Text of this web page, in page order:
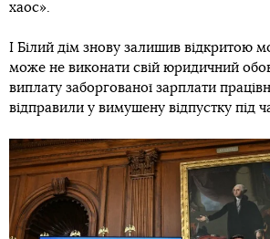
хаос».
І Білий дім знову залишив відкритою
може не виконати свій юридичний
виплату заборгованої зарплати
відправили у вимушену відпустку під